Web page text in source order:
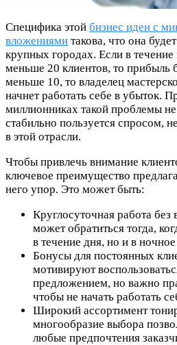
Специфика этой бизнес идеи с
вложениями такова, что она
крупных городах. Если в течение
меньше 20 клиентов, то прибыль
меньше 10, то владелец
начнет работать себе в убыток.
миллионниках такой проблемы не
стабильно пользуется спросом,
в этой отрасли.
Чтобы привлечь внимание
ключевое преимущество
него упор. Это может быть:
Круглосуточная работа
может обратиться тогда,
в течение дня, но и в
Бонусы для постоянных
мотивируют
предложением, но важно
чтобы не начать работать
Широкий ассортимент
многообразие выбора
любые предпочтения